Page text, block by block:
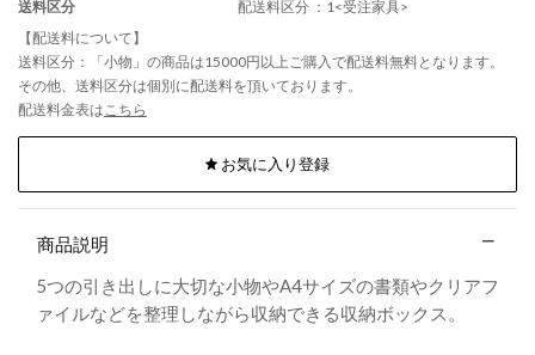
送料区分
配送料区分 ：1<受注家具>
【配送料について】
送料区分：「小物」の商品は15000円以上ご購入で配送料無料となります。
その他、送料区分は個別に配送料を頂いております。
配送料金表は こちら
お気に入り登録
商品説明
5つの引き出しに大切な小物やA4サイズの書類やクリアフ
ァイルなどを整理しながら収納できる収納ボックス。